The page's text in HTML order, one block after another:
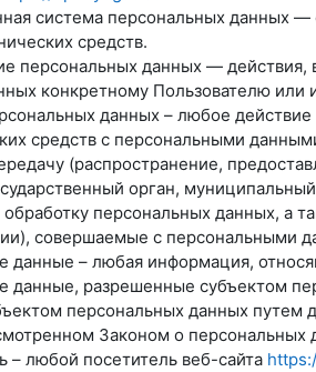
система персональных данных
средств.
персональных данных —
конкретному Пользователю или
данных – любое
средств с персональными
(распространение,
орган,
персональных данных, а
совершаемые с персональными
данные – любая информация,
данные, разрешенные субъектом
персональных данных путем
Законом о
– любой посетитель веб-сайта